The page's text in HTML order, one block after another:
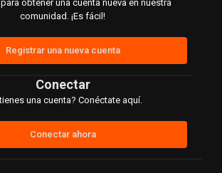
obtener una cuenta nueva en nuestra
comunidad. ¡Es fácil!
Registrar una nueva cuenta
Conectar
tienes una cuenta? Conéctate aquí.
Conectar ahora